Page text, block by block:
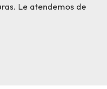
Le atendemos de